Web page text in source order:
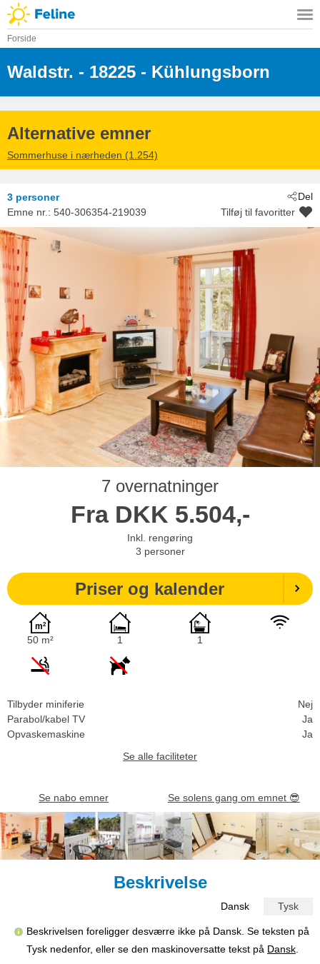
Forside
Waldstr. - 18225 - Kühlungsborn
Alternative emner
Sommerhuse i nærheden (1.254)
Del
3 personer
Emne nr.: 540-306354-219039 Tilføj til favoritter
7 overnatninger
Fra DKK 5.504,-
Inkl. rengøring
3 personer
Priser og kalender
50 m² 1 1
Tilbyder miniferie
Nej
Parabol/kabel TV
Ja
Opvaskemaskine
Ja
Se alle faciliteter
Se nabo emner Se solens gang om emnet 😎
Beskrivelse
Dansk Tysk
Beskrivelsen foreligger desværre ikke på Dansk. Se teksten på
Tysk nedenfor, eller se den maskinoversatte tekst på Dansk.